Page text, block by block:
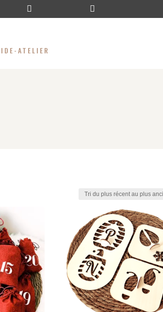
 
ATELIER